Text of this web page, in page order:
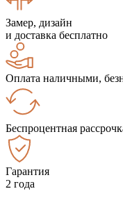
Замер, дизайн
и доставка бесплатно
Оплата наличными,
Беспроцентная
Гарантия
2 года